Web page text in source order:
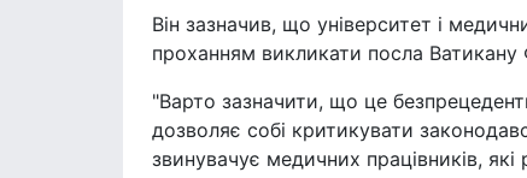
Він зазначив, що університет і
проханням викликати посла
"Варто зазначити, що це
дозволяє собі критикувати
звинувачує медичних працівників,